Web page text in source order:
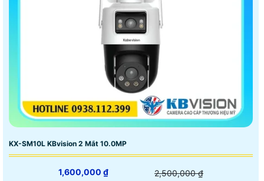
KX-SM10L KBvision 2 Mắt 10.0MP
1,600,000 ₫ 2,500,000 ₫